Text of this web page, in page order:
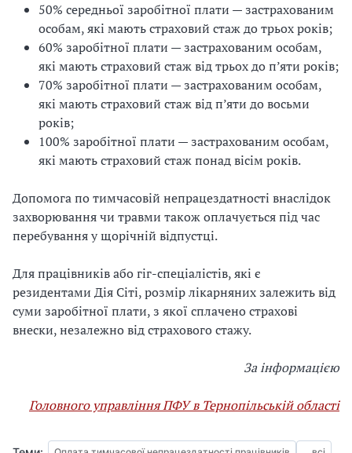
50% середньої заробітної плати — застрахованим
особам, які мають страховий стаж до трьох років;
60% заробітної плати — застрахованим особам,
які мають страховий стаж від трьох до п’яти років;
70% заробітної плати — застрахованим особам,
які мають страховий стаж від п’яти до восьми
років;
100% заробітної плати — застрахованим особам,
які мають страховий стаж понад вісім років.
Допомога по тимчасовій непрацездатності внаслідок
захворювання чи травми також оплачується під час
перебування у щорічній відпустці.
Для працівників або гіг-спеціалістів, які є
резидентами Дія Сіті, розмір лікарняних залежить від
суми заробітної плати, з якої сплачено страхові
внески, незалежно від страхового стажу.
За інформацією
Головного управління ПФУ в Тернопільській області